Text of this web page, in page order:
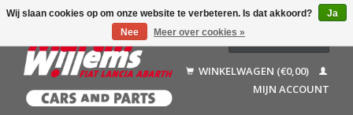
Français
English (US)
WINKELWAGEN (€0,00)
MIJN ACCOUNT
Wij slaan cookies op om onze website te verbeteren. Is dat akkoord?
Ja
Nee
Meer over cookies »